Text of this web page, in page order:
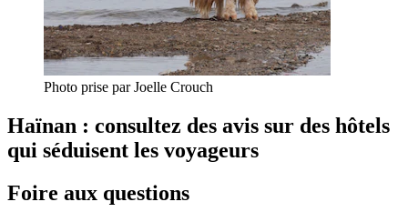
Photo prise par Joelle Crouch
Haïnan : consultez des avis sur des hôtels
qui séduisent les voyageurs
Foire aux questions